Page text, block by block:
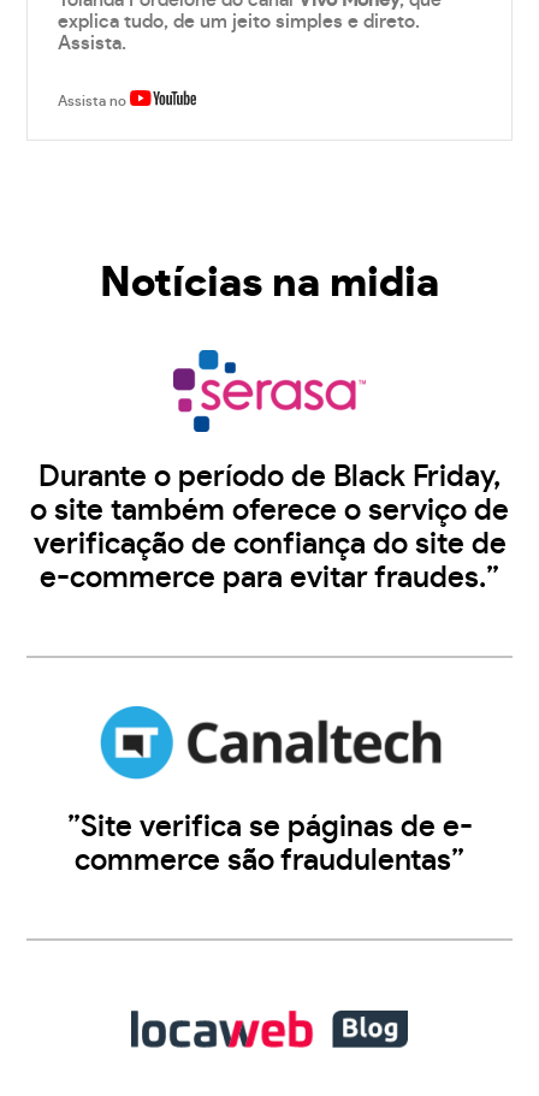
explica tudo, de um jeito simples e direto.
Assista.
Assista no
Notícias na midia
Durante o período de Black Friday,
o site também oferece o serviço de
verificação de confiança do site de
e-commerce para evitar fraudes.”
”Site verifica se páginas de e-
commerce são fraudulentas”